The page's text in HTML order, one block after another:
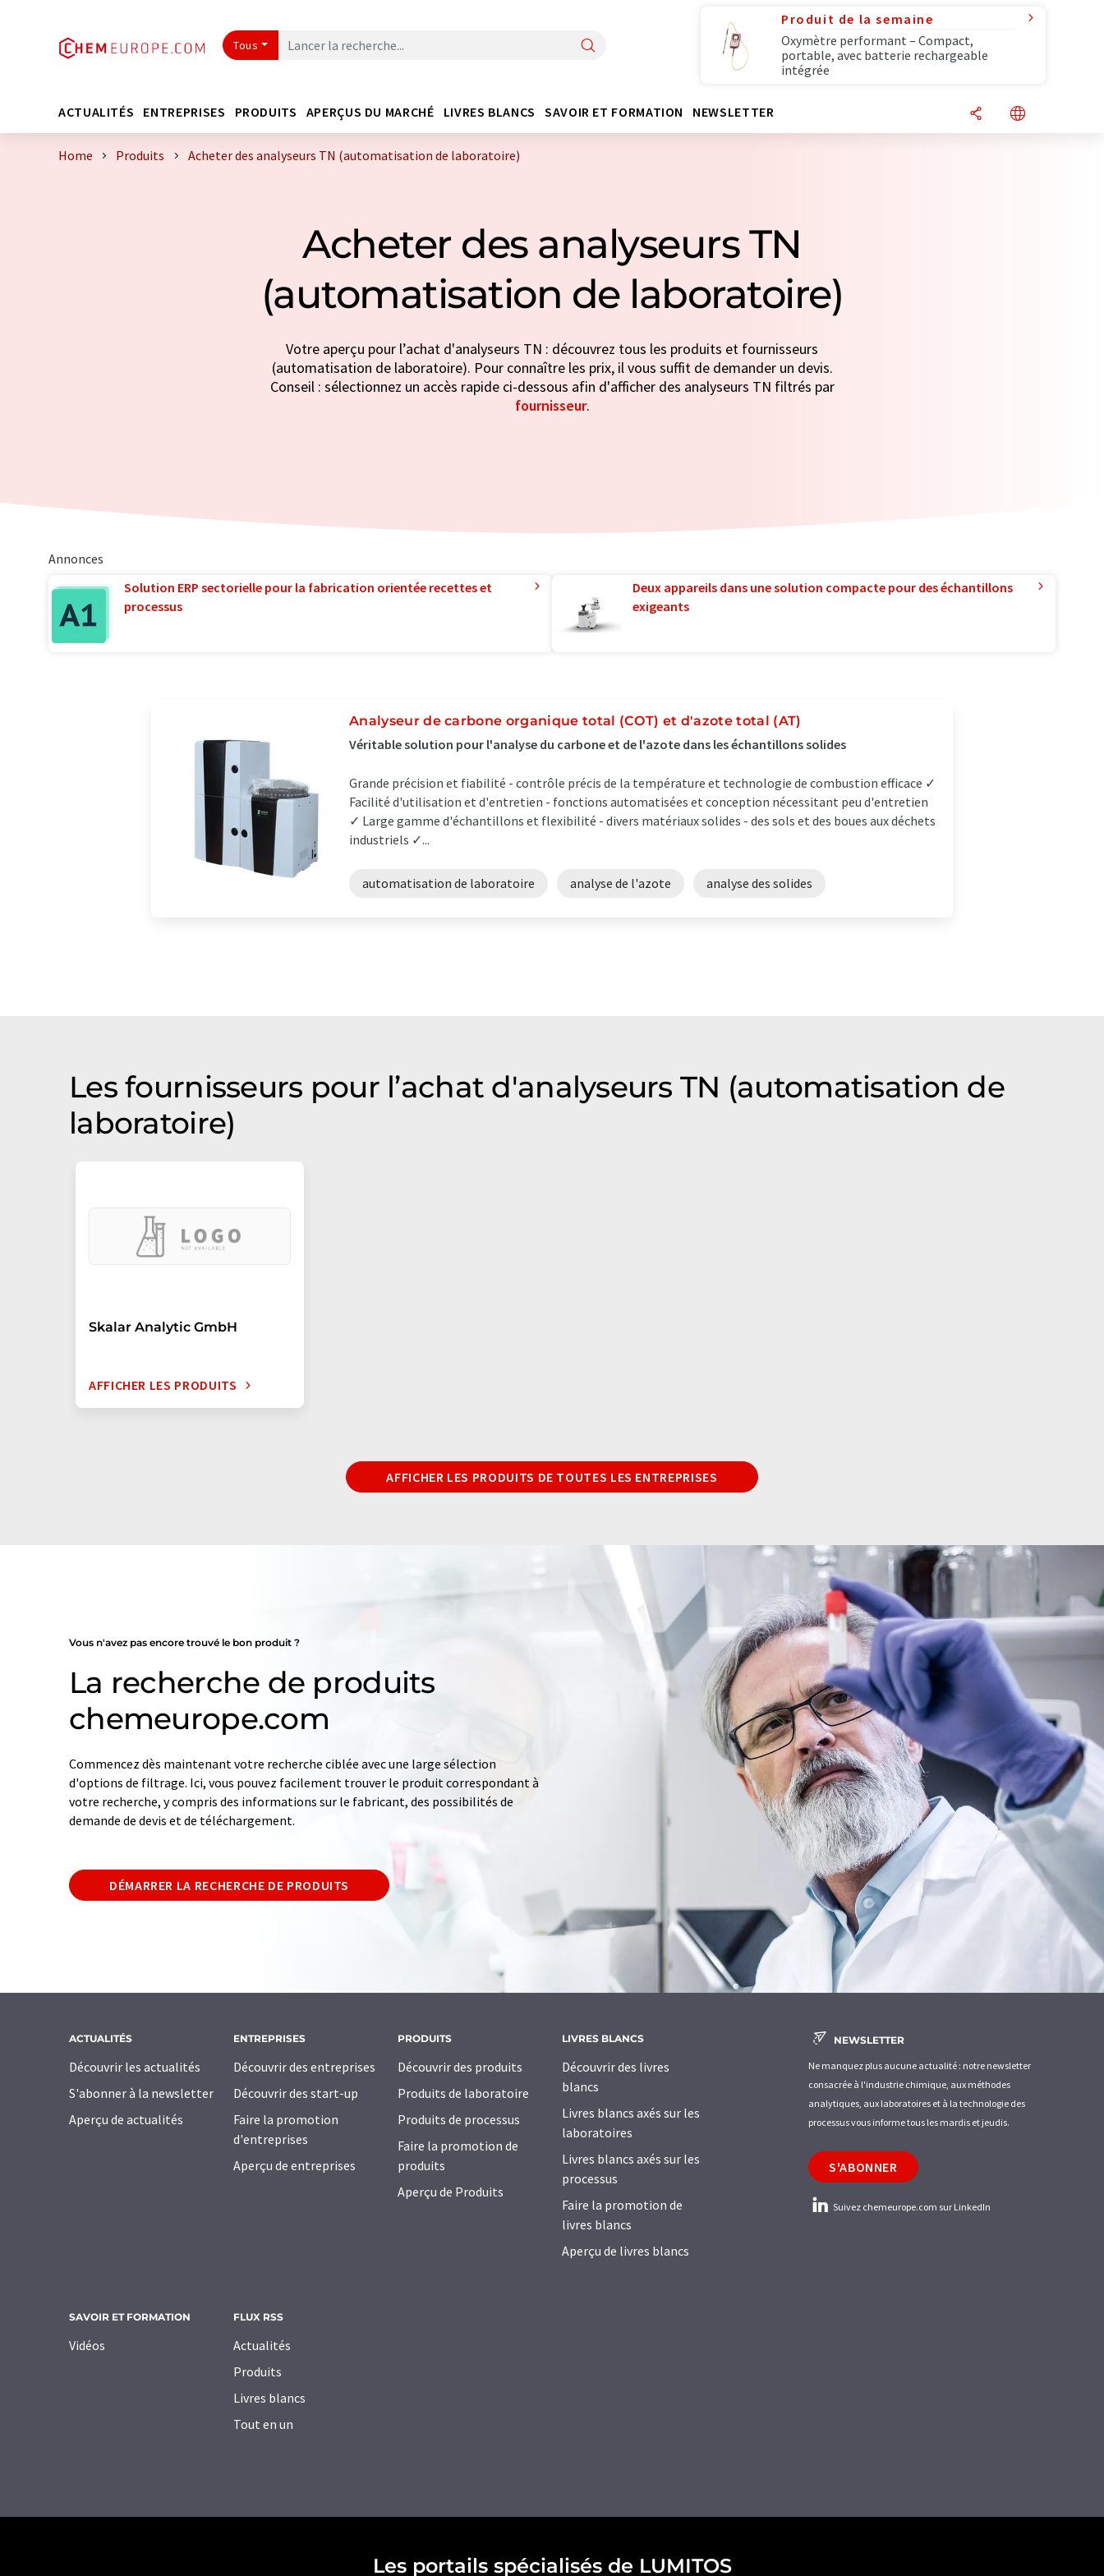
Tous
Produit de la semaine
Oxymètre performant – Compact,
portable, avec batterie rechargeable
intégrée
ACTUALITÉS ENTREPRISES PRODUITS APERÇUS DU MARCHÉ LIVRES BLANCS SAVOIR ET FORMATION NEWSLETTER
Home Produits Acheter des analyseurs TN (automatisation de laboratoire)
Acheter des analyseurs TN
(automatisation de laboratoire)
Votre aperçu pour l’achat d'analyseurs TN : découvrez tous les produits et fournisseurs
(automatisation de laboratoire). Pour connaître les prix, il vous suffit de demander un devis.
Conseil : sélectionnez un accès rapide ci-dessous afin d'afficher des analyseurs TN filtrés par
fournisseur.
Annonces
Solution ERP sectorielle pour la fabrication orientée recettes et
processus
Deux appareils dans une solution compacte pour des échantillons
exigeants
Analyseur de carbone organique total (COT) et d'azote total (AT)
Véritable solution pour l'analyse du carbone et de l'azote dans les échantillons solides
Grande précision et fiabilité - contrôle précis de la température et technologie de combustion efficace ✓
Facilité d'utilisation et d'entretien - fonctions automatisées et conception nécessitant peu d'entretien
✓ Large gamme d'échantillons et flexibilité - divers matériaux solides - des sols et des boues aux déchets
industriels ✓...
automatisation de laboratoire analyse de l'azote analyse des solides
Les fournisseurs pour l’achat d'analyseurs TN (automatisation de
laboratoire)
Skalar Analytic GmbH
AFFICHER LES PRODUITS
AFFICHER LES PRODUITS DE TOUTES LES ENTREPRISES
Vous n'avez pas encore trouvé le bon produit ?
La recherche de produits
chemeurope.com
Commencez dès maintenant votre recherche ciblée avec une large sélection
d'options de filtrage. Ici, vous pouvez facilement trouver le produit correspondant à
votre recherche, y compris des informations sur le fabricant, des possibilités de
demande de devis et de téléchargement.
DÉMARRER LA RECHERCHE DE PRODUITS
ACTUALITÉS
Découvrir les actualités
S'abonner à la newsletter
Aperçu de actualités
ENTREPRISES
Découvrir des entreprises
Découvrir des start-up
Faire la promotion
d'entreprises
Aperçu de entreprises
PRODUITS
Découvrir des produits
Produits de laboratoire
Produits de processus
Faire la promotion de
produits
Aperçu de Produits
LIVRES BLANCS
Découvrir des livres
blancs
Livres blancs axés sur les
laboratoires
Livres blancs axés sur les
processus
Faire la promotion de
livres blancs
Aperçu de livres blancs
SAVOIR ET FORMATION
Vidéos
FLUX RSS
Actualités
Produits
Livres blancs
Tout en un
NEWSLETTER
Ne manquez plus aucune actualité : notre newsletter
consacrée à l'industrie chimique, aux méthodes
analytiques, aux laboratoires et à la technologie des
processus vous informe tous les mardis et jeudis.
S'ABONNER
Suivez chemeurope.com sur LinkedIn
Les portails spécialisés de LUMITOS